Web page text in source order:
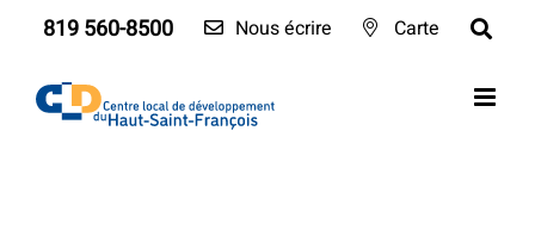
content
819 560-8500 Nous écrire Carte